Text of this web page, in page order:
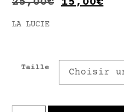
LA LUCIE
Taille